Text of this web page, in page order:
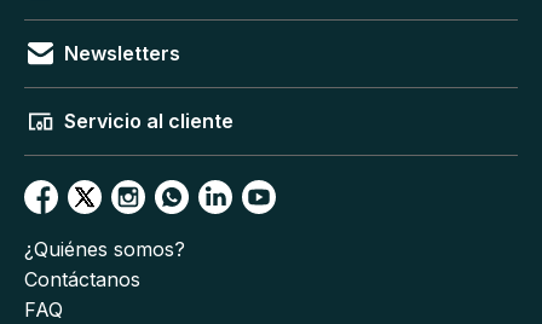
Newsletters
Servicio al cliente
¿Quiénes somos?
Contáctanos
FAQ